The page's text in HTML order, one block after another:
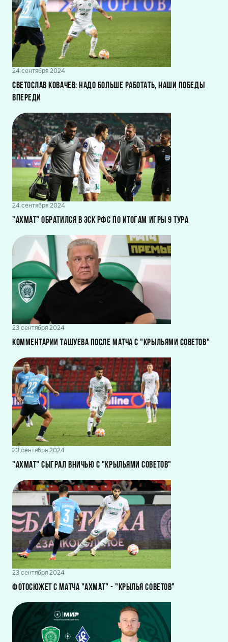
24 сентября 2024
Светослав Ковачев: Надо больше работать, наши победы
впереди
24 сентября 2024
"Ахмат" обратился в ЭСК РФС по итогам игры 9 тура
23 сентября 2024
Комментарии Ташуева после матча с "Крыльями Советов"
23 сентября 2024
"Ахмат" сыграл вничью с "Крыльями Советов"
23 сентября 2024
Фотосюжет с матча "Ахмат" - "Крылья Советов"